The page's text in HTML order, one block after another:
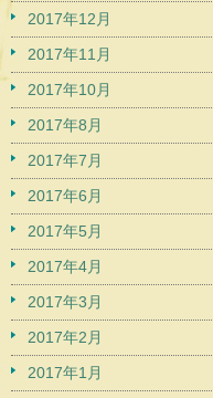
2017年12月
2017年11月
2017年10月
2017年8月
2017年7月
2017年6月
2017年5月
2017年4月
2017年3月
2017年2月
2017年1月